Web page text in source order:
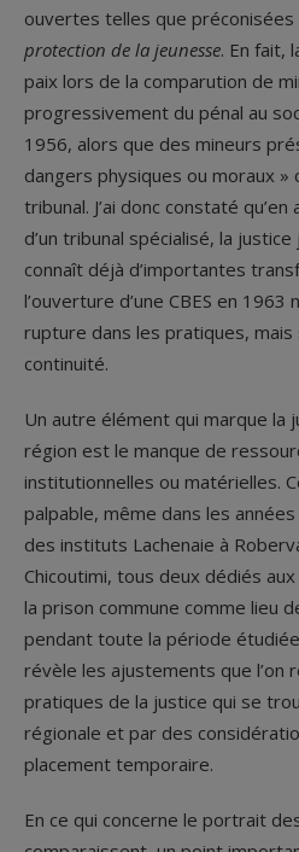
ouvertes telles que préconisées
protection de la jeunesse. En fait,
paix lors de la comparution de
progressivement du pénal au
1956, alors que des mineurs
dangers physiques ou moraux
tribunal. J’ai donc constaté
d’un tribunal spécialisé, la
connaît déjà d’importantes
l’ouverture d’une CBES en 1963
rupture dans les pratiques, mais
continuité.
Un autre élément qui marque la
région est le manque de
institutionnelles ou matérielles.
palpable, même dans les
des instituts Lachenaie à
Chicoutimi, tous deux dédiés
la prison commune comme lieu
pendant toute la période
révèle les ajustements que l’on
pratiques de la justice qui se
régionale et par des
placement temporaire.
En ce qui concerne le portrait